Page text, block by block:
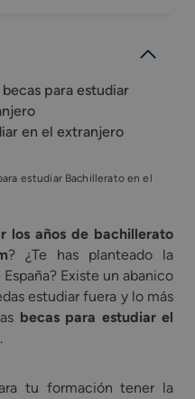
para estudiar
en el extranjero
estudiar Bachillerato en el
los años de bachillerato
? ¿Te has planteado la
Existe un abanico
estudiar fuera y lo más
becas para estudiar el
.
tu formación tener la